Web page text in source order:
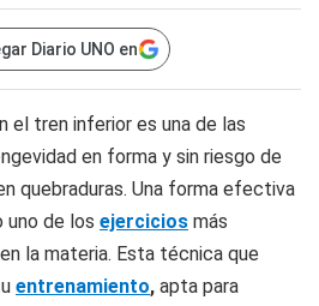
Diario UNO en
el tren inferior es una de las
en forma y sin riesgo de
quebraduras. Una forma efectiva
uno de los ejercicios más
la materia. Esta técnica que
entrenamiento, apta para